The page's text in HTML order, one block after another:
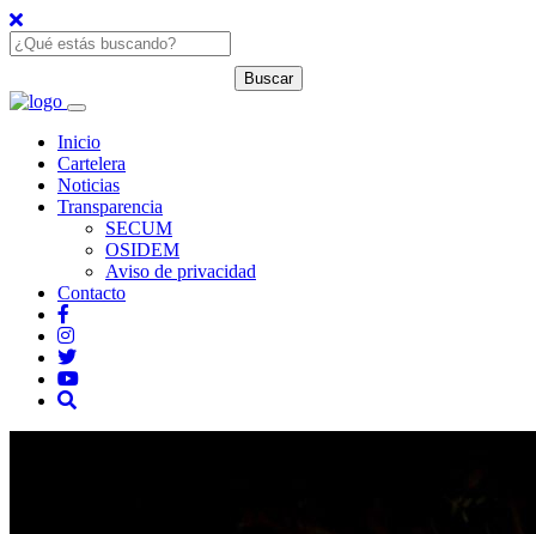
Inicio
Cartelera
Noticias
Transparencia
SECUM
OSIDEM
Aviso de privacidad
Contacto